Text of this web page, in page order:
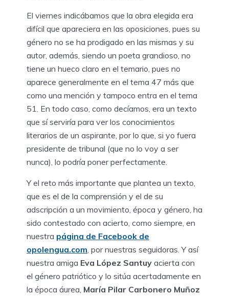
El viernes indicábamos que la obra elegida era
difícil que apareciera en las oposiciones, pues su
género no se ha prodigado en las mismas y su
autor, además, siendo un poeta grandioso, no
tiene un hueco claro en el temario, pues no
aparece generalmente en el tema 47 más que
como una mención y tampoco entra en el tema
51. En todo caso, como decíamos, era un texto
que sí serviría para ver los conocimientos
literarios de un aspirante, por lo que, si yo fuera
presidente de tribunal (que no lo voy a ser
nunca), lo podría poner perfectamente.
Y el reto más importante que plantea un texto,
que es el de la comprensión y el de su
adscripción a un movimiento, época y género, ha
sido contestado con acierto, como siempre, en
nuestra página de Facebook de
opolengua.com , por nuestras seguidoras. Y así
nuestra amiga Eva López Santuy acierta con
el género patriótico y lo sitúa acertadamente en
la época áurea, María Pilar Carbonero Muñoz